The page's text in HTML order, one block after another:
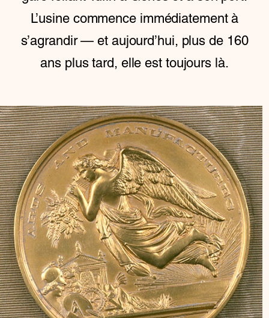
L’usine commence immédiatement à
s’agrandir — et aujourd’hui, plus de 160
ans plus tard, elle est toujours là.